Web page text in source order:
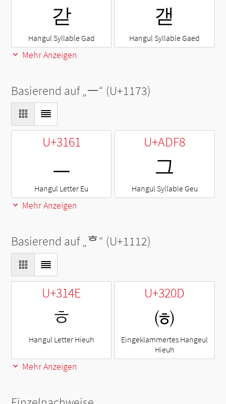
갇
Hangul Syllable Gad
갣
Hangul Syllable Gaed
Mehr Anzeigen
Basierend auf „ᅳ“ (U+1173)
U+3161
ㅡ
Hangul Letter Eu
U+ADF8
그
Hangul Syllable Geu
Mehr Anzeigen
Basierend auf „ᄒ“ (U+1112)
U+314E
ㅎ
Hangul Letter Hieuh
U+320D
㈍
Eingeklammertes Hangeul
Hieuh
Mehr Anzeigen